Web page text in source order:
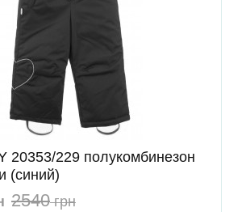
20353/229 полукомбинезон
(синий)
2540грн